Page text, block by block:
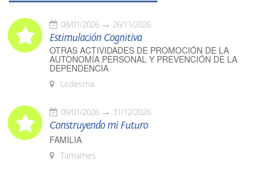
08/01/2026 26/11/2026
Estimulación Cognitiva
OTRAS ACTIVIDADES DE PROMOCIÓN DE LA
AUTONOMÍA PERSONAL Y PREVENCIÓN DE LA
DEPENDENCIA
Ledesma
09/01/2026 31/12/2026
Construyendo mi Futuro
FAMILIA
Tamames